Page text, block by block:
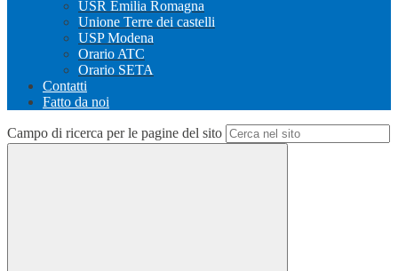
USR Emilia Romagna
Unione Terre dei castelli
USP Modena
Orario ATC
Orario SETA
Contatti
Fatto da noi
Campo di ricerca per le pagine del sito